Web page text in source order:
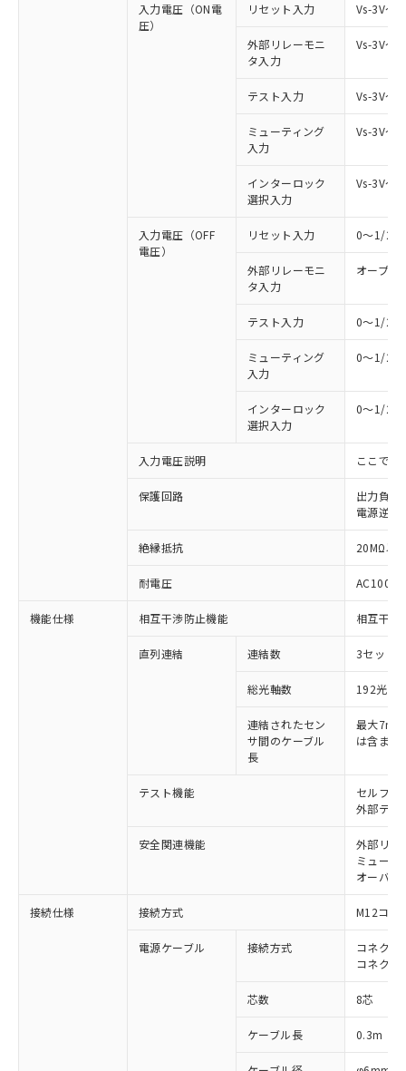
入力電圧（ON電
圧）
リセット入力 Vs-3V～
外部リレーモニ
タ入力
Vs-3V～
テスト入力 Vs-3V～
ミューティング
入力
Vs-3V～
インターロック
選択入力
Vs-3V～
入力電圧（OFF
電圧）
リセット入力 0～1/
外部リレーモニ
タ入力
オープン
テスト入力 0～1/
ミューティング
入力
0～1/
インターロック
選択入力
0～1/
入力電圧説明 ここでの
保護回路
出力負荷
電源逆接
絶縁抵抗 20MΩ以
耐電圧
機能仕様 相互干渉防止機能 相互干渉
直列連結 連結数 3セット
総光軸数 192光軸
連結されたセン
サ間のケーブル
長
最大7m
は含まな
テスト機能
セルフテ
外部テス
安全関連機能
外部リレ
ミューテ
オーバー
接続仕様 接続方式 M12コネ
電源ケーブル 接続方式
コネクタ
コネクタ
芯数 8芯
ケーブル長 0.3m
以下の条件をお読みいただき、同意のうえ
本サービスは、当社制御機器事業取扱
本サービスの対象外となる商品もある
記載している更新日時点での社内デー
覧された時点での実際の在庫および標
※1 対応状況
非含有に対応した製品が提供可能な商品で
対応予定：EU RoHS指令（10物質）の非含
有に対応した製品に切り替える予定のある
対応予定なし：EU RoHS指令（10物質）の
非含有に非対応の商品で、対応品を出す予
調査・確認中：EU RoHS指令（10物質）の
害物質有無と関係のない商品です。
いたものが、含有品と判明した場合などや
類(PBB) 1000ppm以下、ポリ臭化ジフェニルエーテル類
基準値以下であることを示します。
基準値を超えていることを示します。
*中国RoHS10物質の基準値 (GB/T26572)：
Pb(鉛) :1000ppm、 Hg(水銀) : 1000ppm、 Cd(カドミウ
当社は、これら貴社製品のうち、外国
（以下｢規制貨物等」という）を輸出
国政府の輸出許可(または役務取引許